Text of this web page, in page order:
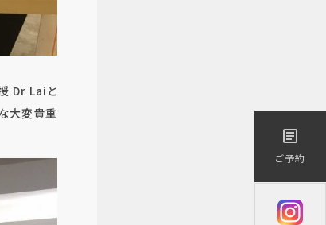
article
ご予約
Dr Laiと
大変貴重